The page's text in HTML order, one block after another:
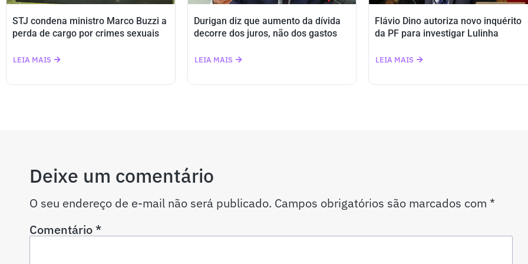
STJ condena ministro Marco Buzzi a
perda de cargo por crimes sexuais
LEIA MAIS
Durigan diz que aumento da dívida
decorre dos juros, não dos gastos
LEIA MAIS
Flávio Dino autoriza novo inquérito
da PF para investigar Lulinha
LEIA MAIS
Deixe um comentário
O seu endereço de e-mail não será publicado. Campos obrigatórios são marcados com *
Comentário*